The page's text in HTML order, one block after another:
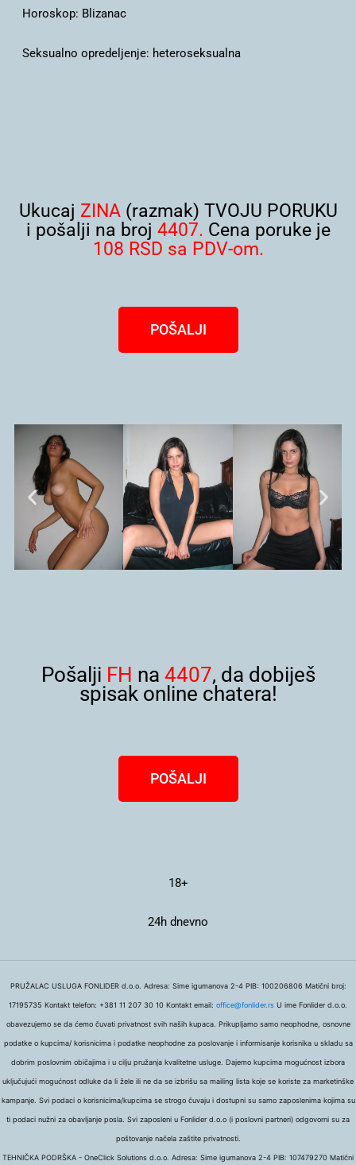
Horoskop: Blizanac
Seksualno opredeljenje: heteroseksualna
Ukucaj ZINA(razmak) TVOJU PORUKU
i pošalji na broj 4407. Cena poruke je
108 RSD sa PDV-om.
POŠALJI
Pošalji FH na 4407, da dobiješ
spisak online chatera!
POŠALJI
18+
24h dnevno
PRUŽALAC USLUGA FONLIDER d.o.o. Adresa: Sime igumanova 2-4 PIB: 100206806 Matični broj:
17195735 Kontakt telefon: +381 11 207 30 10 Kontakt email: office@fonlider.rs U ime Fonlider d.o.o.
obavezujemo se da ćemo čuvati privatnost svih naših kupaca. Prikupljamo samo neophodne, osnovne
podatke o kupcima/ korisnicima i podatke neophodne za poslovanje i informisanje korisnika u skladu sa
dobrim poslovnim običajima i u cilju pružanja kvalitetne usluge. Dajemo kupcima mogućnost izbora
uključujući mogućnost odluke da li žele ili ne da se izbrišu sa mailing lista koje se koriste za marketinške
kampanje. Svi podaci o korisnicima/kupcima se strogo čuvaju i dostupni su samo zaposlenima kojima su
ti podaci nužni za obavljanje posla. Svi zaposleni u Fonlider d.o.o (i poslovni partneri) odgovorni su za
poštovanje načela zaštite privatnosti.
TEHNIČKA PODRŠKA - OneClick Solutions d.o.o. Adresa: Sime igumanova 2-4 PIB: 107479270 Matični